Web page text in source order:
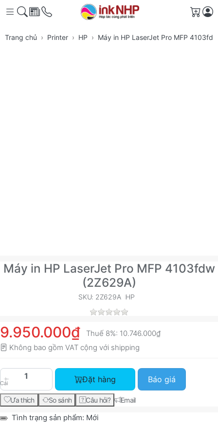
Giỏ
Trang chủ Printer HP Máy in HP LaserJet Pro MFP
Máy in HP LaserJet Pro MFP 4103fdw
(2Z629A)
SKU: 2Z629A HP
9.950.000₫ Thuế 8%: 10.746.000₫
Không bao gồm VAT cộng với shipping
Cái
Máy in HP LaserJet Pro MFP 4103fdw
Đặt hàng Báo giá
Ưa thích So sánh Câu hỏi? Email
Tình trạng sản phẩm: Mới